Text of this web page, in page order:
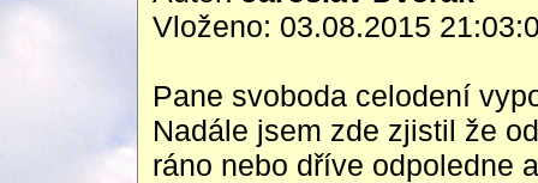
Vloženo: 03.08.2015
Pane svoboda celodení
Nadále jsem zde zjistil že
ráno nebo dříve odpoledne